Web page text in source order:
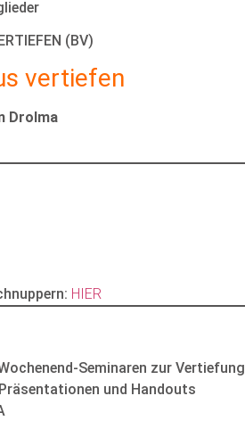
(BV)
vertiefen
Drolma
HIER
Seminaren zur Vertiefung
und Handouts